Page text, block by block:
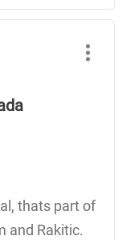
thats part of
and Rakitic.